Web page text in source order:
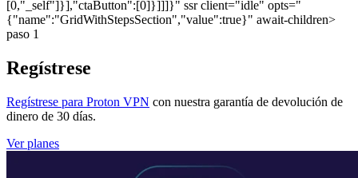
[0,"_self"]}],"ctaButton":[0]}]]]}" ssr client="idle" opts="
{"name":"GridWithStepsSection","value":true}" await-children>
paso 1
Regístrese
Regístrese para Proton VPN con nuestra garantía de devolución de
dinero de 30 días.
Ver planes